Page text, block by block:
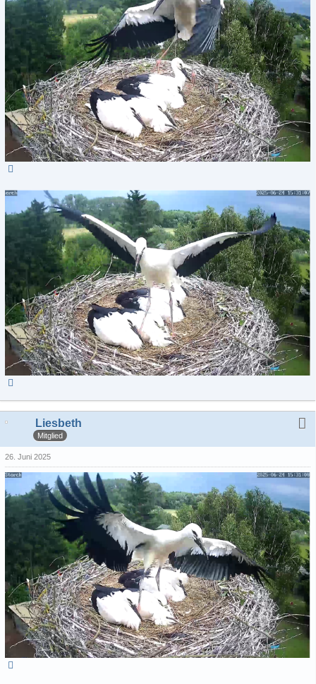
Liesbeth
Mitglied
26. Juni 2025